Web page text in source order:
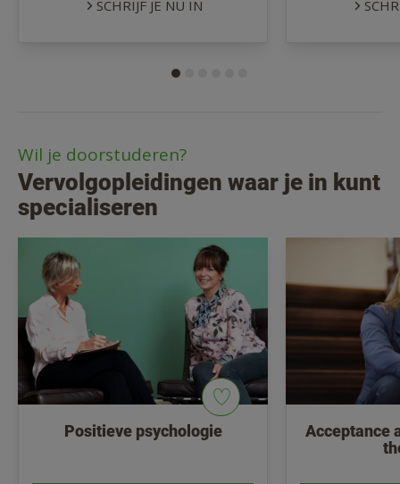
SCHRIJF JE NU IN
Wil je doorstuderen?
Vervolgopleidingen waar je in kunt
specialiseren
Positieve psychologie
Acceptance